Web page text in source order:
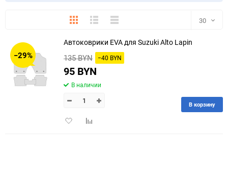
ПлиткаПодробноКомпактно 30
30
150
−29%
Автоковрики EVA для Suzuki Alto Lapin
135 BYN −40 BYN
95 BYN
В наличии
ДобавитьДобавить
В корзину